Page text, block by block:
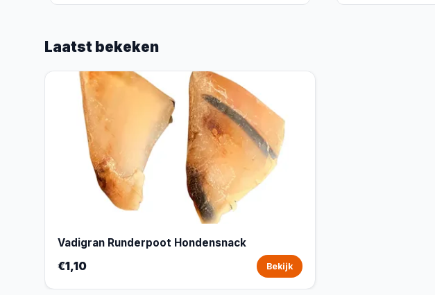
Laatst bekeken
Vadigran Runderpoot Hondensnack
€1,10 Bekijk